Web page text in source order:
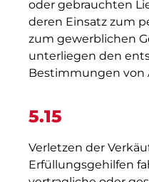
oder gebrauchten
deren Einsatz zum
zum gewerblichen
unterliegen den
Bestimmungen von
5.15
Verletzen der
Erfüllungsgehilfen